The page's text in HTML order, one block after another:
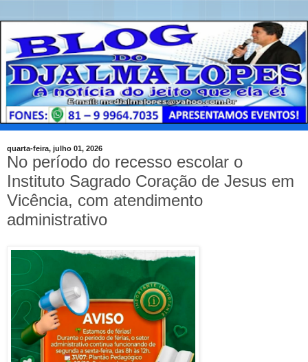
quarta-feira, julho 01, 2026
No período do recesso escolar o
Instituto Sagrado Coração de Jesus em
Vicência, com atendimento
administrativo